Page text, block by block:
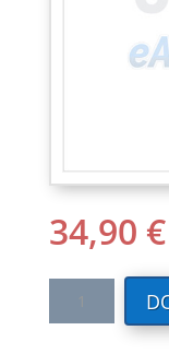
34,90 €